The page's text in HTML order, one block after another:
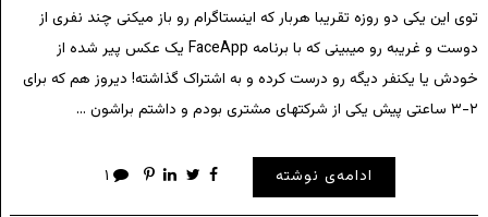
توی این یکی دو روزه تقریبا هربار که اینستاگرام رو باز میکنی چند نفری از
دوست و غریبه رو میبینی که با برنامه FaceApp یک عکس پیر شده از
خودش یا یکنفر دیگه رو درست کرده و به اشتراک گذاشته! دیروز هم که برای
۲-۳ ساعتی پیش یکی از شرکتهای مشتری بودم و داشتم براشون …
ادامه‌ی نوشته ۱